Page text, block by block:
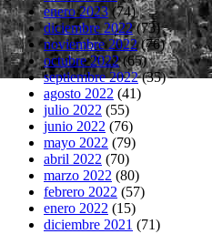
enero 2023(74)
diciembre 2022(73)
noviembre 2022(76)
octubre 2022(65)
septiembre 2022(35)
agosto 2022 (41)
julio 2022 (55)
junio 2022 (76)
mayo 2022 (79)
abril 2022 (70)
marzo 2022 (80)
febrero 2022 (57)
enero 2022 (15)
diciembre 2021 (71)